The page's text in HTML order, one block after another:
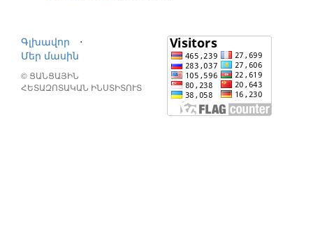
Գլխավոր
⋅
Մեր մասին
© ՑԱՆՑԱՅԻՆ
ՀԵՏԱԶՈՏԱԿԱՆ ԻՆՍՏԻՏՈՒՏ